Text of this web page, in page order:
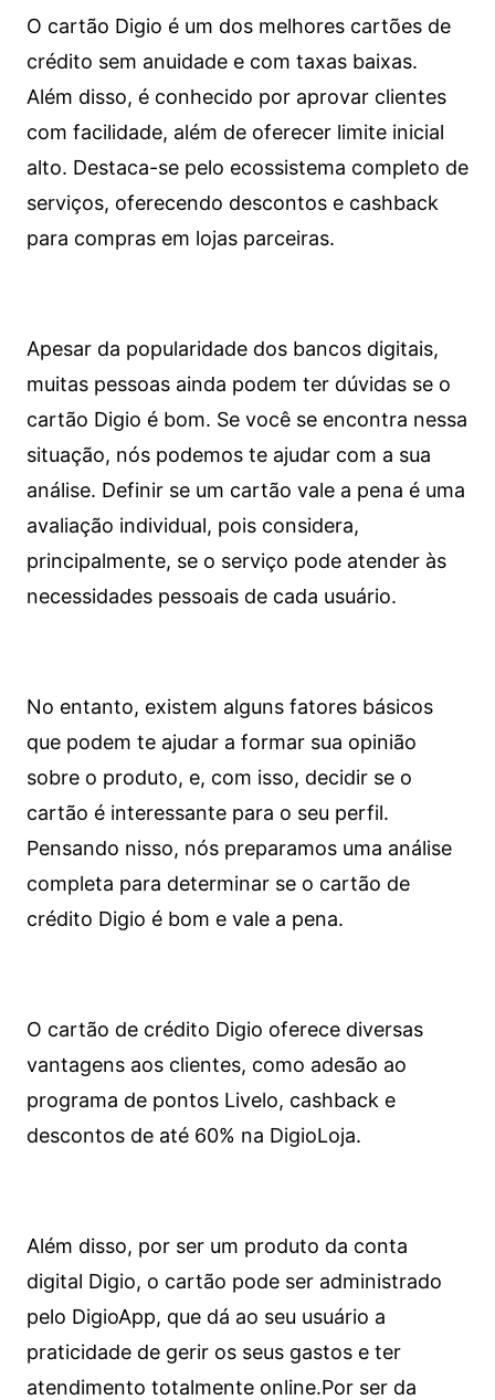
O cartão Digio é um dos melhores cartões de
crédito sem anuidade e com taxas baixas.
Além disso, é conhecido por aprovar clientes
com facilidade, além de oferecer limite inicial
alto. Destaca-se pelo ecossistema completo de
serviços, oferecendo descontos e cashback
para compras em lojas parceiras.
Apesar da popularidade dos bancos digitais,
muitas pessoas ainda podem ter dúvidas se o
cartão Digio é bom. Se você se encontra nessa
situação, nós podemos te ajudar com a sua
análise. Definir se um cartão vale a pena é uma
avaliação individual, pois considera,
principalmente, se o serviço pode atender às
necessidades pessoais de cada usuário.
No entanto, existem alguns fatores básicos
que podem te ajudar a formar sua opinião
sobre o produto, e, com isso, decidir se o
cartão é interessante para o seu perfil.
Pensando nisso, nós preparamos uma análise
completa para determinar se o cartão de
crédito Digio é bom e vale a pena.
O cartão de crédito Digio oferece diversas
vantagens aos clientes, como adesão ao
programa de pontos Livelo, cashback e
descontos de até 60% na DigioLoja.
Além disso, por ser um produto da conta
digital Digio, o cartão pode ser administrado
pelo DigioApp, que dá ao seu usuário a
praticidade de gerir os seus gastos e ter
atendimento totalmente online.Por ser da